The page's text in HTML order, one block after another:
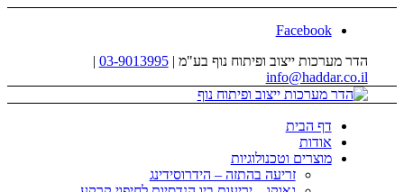
Facebook
הדר מערכות ייצוב ופיתוח נוף בע"מ |03-9013995
|
info@haddar.co.il
דף הבית
אודות
מוצרים וטכנולוגיות
זריעה בהתזה – הידרוסידינג